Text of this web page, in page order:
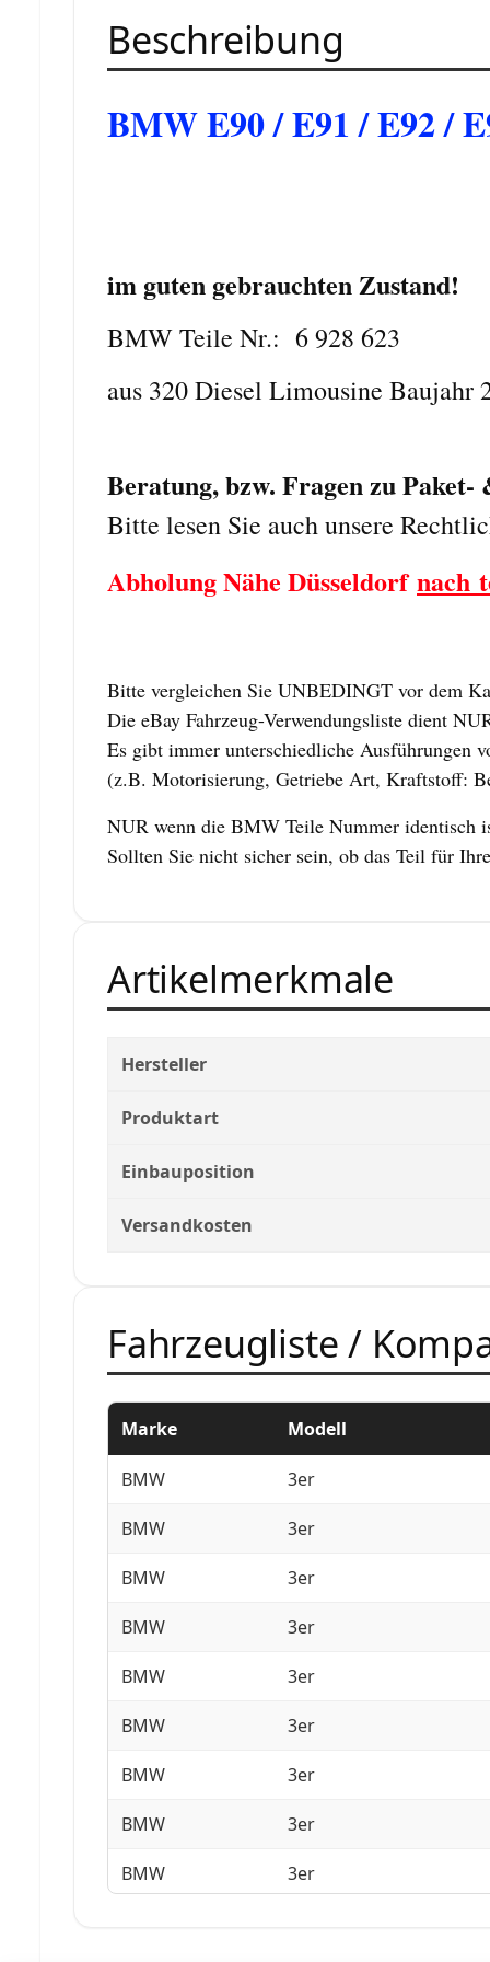
Beschreibung
BMW E90 / E91 / E92 /
im guten gebrauchten Zustand!
BMW Teile Nr.: 6 928 623
aus 320 Diesel Limousine Baujahr
Beratung, bzw. Fragen zu
Bitte lesen Sie auch unsere
Abholung Nähe Düsseldorfnach
Bitte vergleichen Sie UNBEDINGT vor dem
Die eBay Fahrzeug-Verwendungsliste dient
Es gibt immer unterschiedliche Ausführungen
(z.B. Motorisierung, Getriebe Art, Kraftstoff:
NUR wenn die BMW Teile Nummer identisch
Sollten Sie nicht sicher sein, ob das Teil für
Artikelmerkmale
Hersteller
Produktart
Einbauposition
Versandkosten
Fahrzeugliste /
Marke Modell
BMW 3er
BMW 3er
BMW 3er
BMW 3er
BMW 3er
BMW 3er
BMW 3er
BMW 3er
BMW 3er